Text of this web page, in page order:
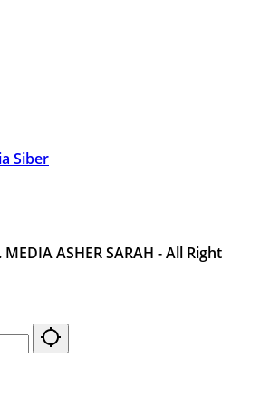
Siber
ASHER SARAH - All Right